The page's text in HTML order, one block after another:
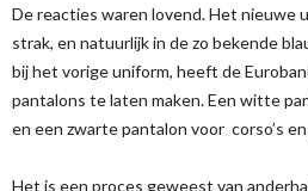
De reacties waren lovend. Het nieuwe
strak, en natuurlijk in de zo bekende
bij het vorige uniform, heeft de
pantalons te laten maken. Een witte
en een zwarte pantalon voor corso’s
Het is een proces geweest van